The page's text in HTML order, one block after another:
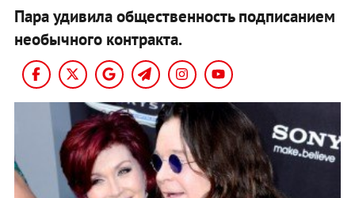
Пара удивила общественность подписанием
необычного контракта.